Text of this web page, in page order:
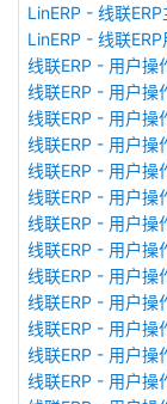
LinERP - 线联ERP
LinERP - 线联
线联ERP - 用户操
线联ERP - 用户操
线联ERP - 用户操
线联ERP - 用户操
线联ERP - 用户操
线联ERP - 用户操
线联ERP - 用户操
线联ERP - 用户操
线联ERP - 用户操
线联ERP - 用户操
线联ERP - 用户操
线联ERP - 用户操
线联ERP - 用户操